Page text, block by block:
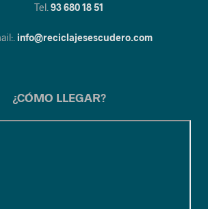
Tel.93 680 18 51
info@reciclajesescudero.com
¿CÓMO LLEGAR?